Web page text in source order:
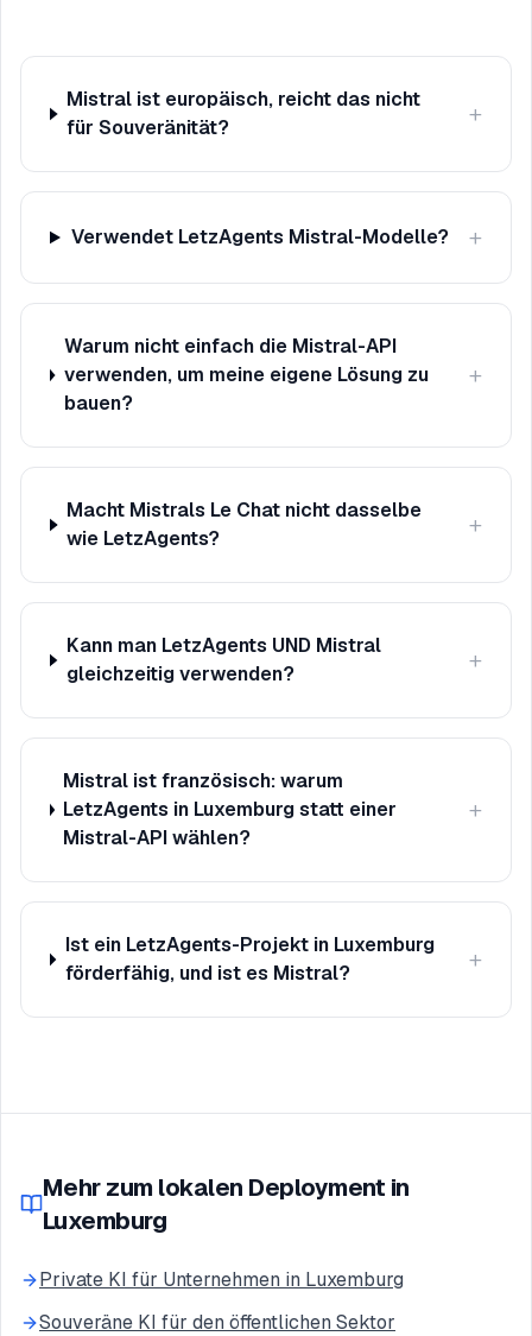
Mistral ist europäisch, reicht das nicht
für Souveränität?
+
Verwendet LetzAgents Mistral-Modelle? +
Warum nicht einfach die Mistral-API
verwenden, um meine eigene Lösung zu
bauen?
+
Macht Mistrals Le Chat nicht dasselbe
wie LetzAgents?
+
Kann man LetzAgents UND Mistral
gleichzeitig verwenden?
+
Mistral ist französisch: warum
LetzAgents in Luxemburg statt einer
Mistral-API wählen?
+
Ist ein LetzAgents-Projekt in Luxemburg
förderfähig, und ist es Mistral?
+
Mehr zum lokalen Deployment in
Luxemburg
Private KI für Unternehmen in Luxemburg
Souveräne KI für den öffentlichen Sektor